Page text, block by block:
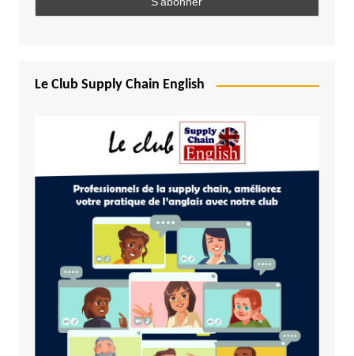
Le Club Supply Chain English